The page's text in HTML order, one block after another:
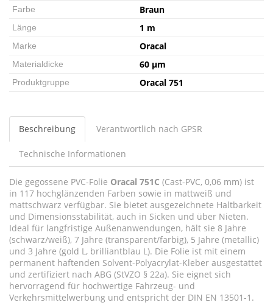
Farbe Braun
Länge 1 m
Marke Oracal
Materialdicke 60 µm
Produktgruppe Oracal 751
Beschreibung Verantwortlich nach GPSR
Technische Informationen
Die gegossene PVC-Folie Oracal 751C (Cast-PVC, 0,06 mm) ist
in 117 hochglänzenden Farben sowie in mattweiß und
mattschwarz verfügbar. Sie bietet ausgezeichnete Haltbarkeit
und Dimensionsstabilität, auch in Sicken und über Nieten.
Ideal für langfristige Außenanwendungen, hält sie 8 Jahre
(schwarz/weiß), 7 Jahre (transparent/farbig), 5 Jahre (metallic)
und 3 Jahre (gold L, brilliantblau L). Die Folie ist mit einem
permanent haftenden Solvent-Polyacrylat-Kleber ausgestattet
und zertifiziert nach ABG (StVZO § 22a). Sie eignet sich
hervorragend für hochwertige Fahrzeug- und
Verkehrsmittelwerbung und entspricht der DIN EN 13501-1.